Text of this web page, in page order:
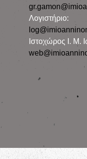
Λογιστήριο:
Ιστοχώρος Ι. Μ.